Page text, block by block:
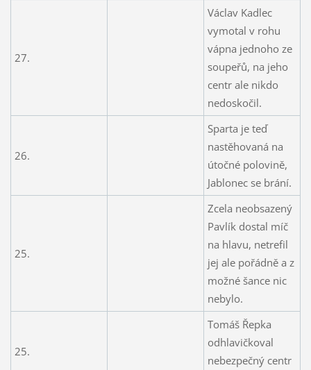
27.
Václav Kadlec
vymotal v rohu
vápna jednoho ze
soupeřů, na jeho
centr ale nikdo
nedoskočil.
26.
Sparta je teď
nastěhovaná na
útočné polovině,
Jablonec se brání.
25.
Zcela neobsazený
Pavlík dostal míč
na hlavu, netrefil
jej ale pořádně a z
možné šance nic
nebylo.
25.
Tomáš Řepka
odhlavičkoval
nebezpečný centr